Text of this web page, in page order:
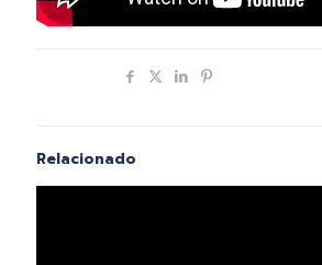
Relacionado